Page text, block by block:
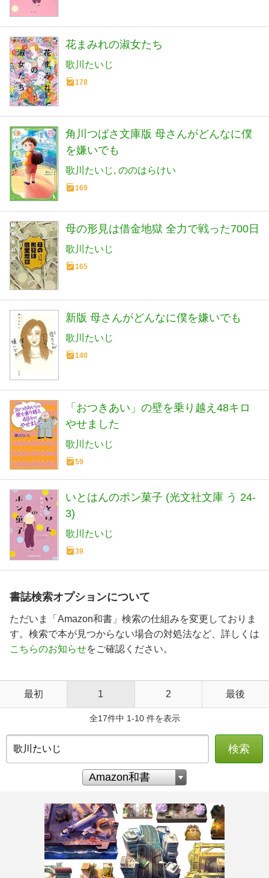
花まみれの淑女たち
歌川たいじ
178
角川つばさ文庫版 母さんがどんなに僕
を嫌いでも
歌川たいじ ののはらけい
169
母の形見は借金地獄 全力で戦った700日
歌川たいじ
165
新版 母さんがどんなに僕を嫌いでも
歌川たいじ
140
「おつきあい」の壁を乗り越え48キロ
やせました
歌川たいじ
59
いとはんのポン菓子 (光文社文庫 う 24-
3)
歌川たいじ
39
書誌検索オプションについて
ただいま「Amazon和書」検索の仕組みを変更しておりま
す。検索で本が見つからない場合の対処法など、詳しくは
こちらのお知らせをご確認ください。
最初 1 2 最後
全17件中 1-10 件を表示
検索